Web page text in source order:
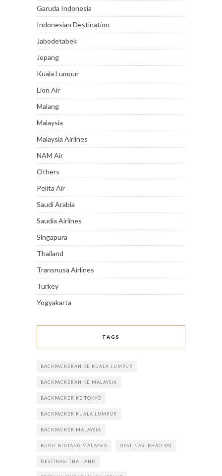
Garuda Indonesia
Indonesian Destination
Jabodetabek
Jepang
Kuala Lumpur
Lion Air
Malang
Malaysia
Malaysia Airlines
NAM Air
Others
Pelita Air
Saudi Arabia
Saudia Airlines
Singapura
Thailand
Transnusa Airlines
Turkey
Yogyakarta
TAGS
BACKPACKERAN KE KUALA LUMPUR
BACKPACKERAN KE MALAYSIA
BACKPACKER KE TOKYO
BACKPACKER KUALA LUMPUR
BACKPACKER MALAYSIA
BUKIT BINTANG MALAYSIA DESTINASI KHAO YAI
DESTINASI THAILAND